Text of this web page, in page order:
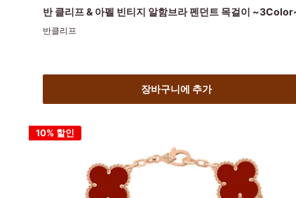
가
가
반 클리프 & 아펠 빈티지 알함브라 펜던트 목걸이
반클리프
장바구니에 추가
10% 할인